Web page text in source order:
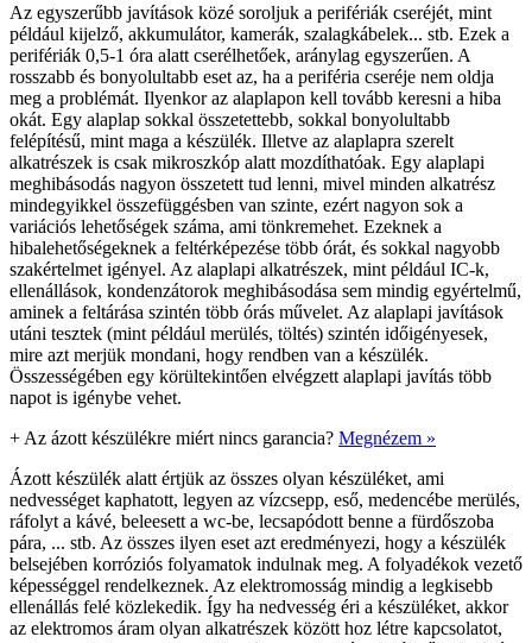
Az egyszerűbb javítások közé soroljuk a perifériák cseréjét, mint
például kijelző, akkumulátor, kamerák, szalagkábelek... stb. Ezek a
perifériák 0,5-1 óra alatt cserélhetőek, aránylag egyszerűen. A
rosszabb és bonyolultabb eset az, ha a periféria cseréje nem oldja
meg a problémát. Ilyenkor az alaplapon kell tovább keresni a hiba
okát. Egy alaplap sokkal összetettebb, sokkal bonyolultabb
felépítésű, mint maga a készülék. Illetve az alaplapra szerelt
alkatrészek is csak mikroszkóp alatt mozdíthatóak. Egy alaplapi
meghibásodás nagyon összetett tud lenni, mivel minden alkatrész
mindegyikkel összefüggésben van szinte, ezért nagyon sok a
variációs lehetőségek száma, ami tönkremehet. Ezeknek a
hibalehetőségeknek a feltérképezése több órát, és sokkal nagyobb
szakértelmet igényel. Az alaplapi alkatrészek, mint például IC-k,
ellenállások, kondenzátorok meghibásodása sem mindig egyértelmű,
aminek a feltárása szintén több órás művelet. Az alaplapi javítások
utáni tesztek (mint például merülés, töltés) szintén időigényesek,
mire azt merjük mondani, hogy rendben van a készülék.
Összességében egy körültekintően elvégzett alaplapi javítás több
napot is igénybe vehet.
+ Az ázott készülékre miért nincs garancia? Megnézem »
Ázott készülék alatt értjük az összes olyan készüléket, ami
nedvességet kaphatott, legyen az vízcsepp, eső, medencébe merülés,
ráfolyt a kávé, beleesett a wc-be, lecsapódott benne a fürdőszoba
pára, ... stb. Az összes ilyen eset azt eredményezi, hogy a készülék
belsejében korróziós folyamatok indulnak meg. A folyadékok vezető
képességgel rendelkeznek. Az elektromosság mindig a legkisebb
ellenállás felé közlekedik. Így ha nedvesség éri a készüléket, akkor
az elektromos áram olyan alkatrészek között hoz létre kapcsolatot,